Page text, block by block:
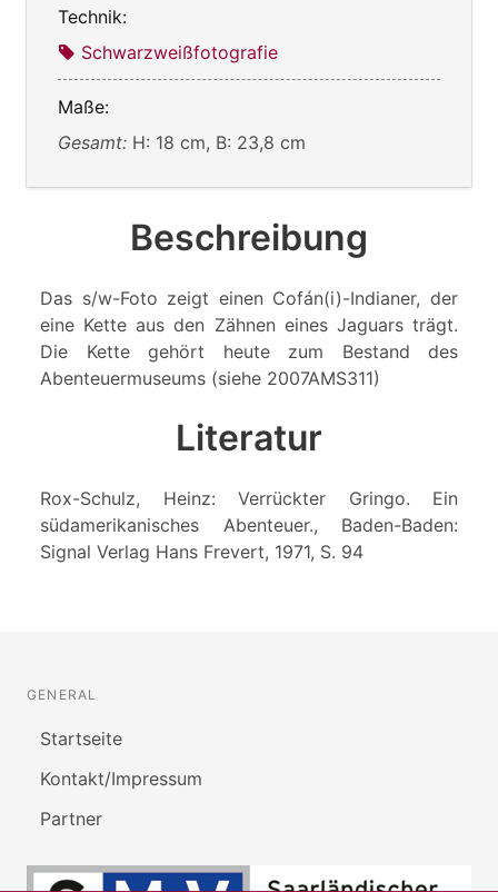
Technik:
Schwarzweißfotografie
Maße:
Gesamt: H: 18 cm, B: 23,8 cm
Beschreibung
Das s/w-Foto zeigt einen Cofán(i)-Indianer, der
eine Kette aus den Zähnen eines Jaguars trägt.
Die Kette gehört heute zum Bestand des
Abenteuermuseums (siehe 2007AMS311)
Literatur
Rox-Schulz, Heinz: Verrückter Gringo. Ein
südamerikanisches Abenteuer., Baden-Baden:
Signal Verlag Hans Frevert, 1971, S. 94
GENERAL
Startseite
Kontakt/Impressum
Partner